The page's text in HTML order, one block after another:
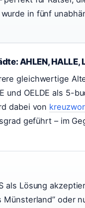
in fünf
AHLEN, HALLE,
gleichwertige
und OELDE als 5-
dabei von
geführt – im
als Lösung
oder